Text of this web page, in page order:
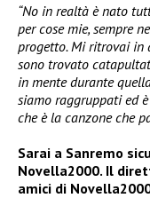
“No in realtà è nato
per cose mie, sempre
progetto. Mi ritrovai in
sono trovato
in mente durante
siamo raggruppati ed è
che è la canzone che
Sarai a Sanremo
Novella2000. Il
amici di